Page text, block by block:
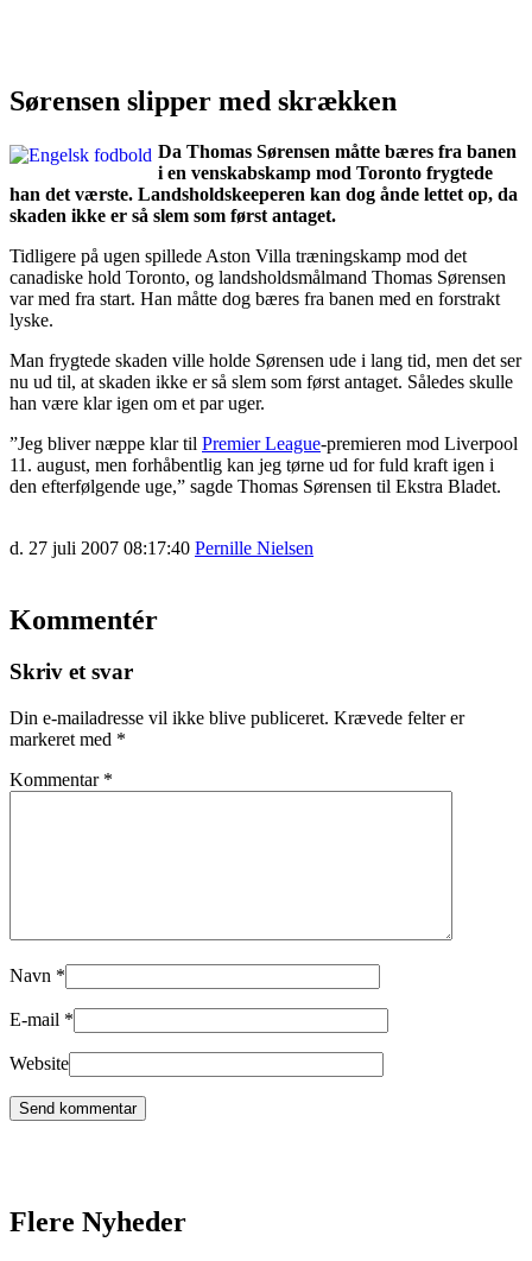
Sørensen slipper med skrækken
Da Thomas Sørensen måtte bæres fra banen
i en venskabskamp mod Toronto frygtede
han det værste. Landsholdskeeperen kan dog ånde lettet op, da
skaden ikke er så slem som først antaget.
Tidligere på ugen spillede Aston Villa træningskamp mod det
canadiske hold Toronto, og landsholdsmålmand Thomas Sørensen
var med fra start. Han måtte dog bæres fra banen med en forstrakt
lyske.
Man frygtede skaden ville holde Sørensen ude i lang tid, men det ser
nu ud til, at skaden ikke er så slem som først antaget. Således skulle
han være klar igen om et par uger.
”Jeg bliver næppe klar til Premier League-premieren mod Liverpool
11. august, men forhåbentlig kan jeg tørne ud for fuld kraft igen i
den efterfølgende uge,” sagde Thomas Sørensen til Ekstra Bladet.
d. 27 juli 2007 08:17:40 Pernille Nielsen
Kommentér
Skriv et svar
Din e-mailadresse vil ikke blive publiceret. Krævede felter er
markeret med *
Kommentar *
Navn *
E-mail *
Website
Flere Nyheder